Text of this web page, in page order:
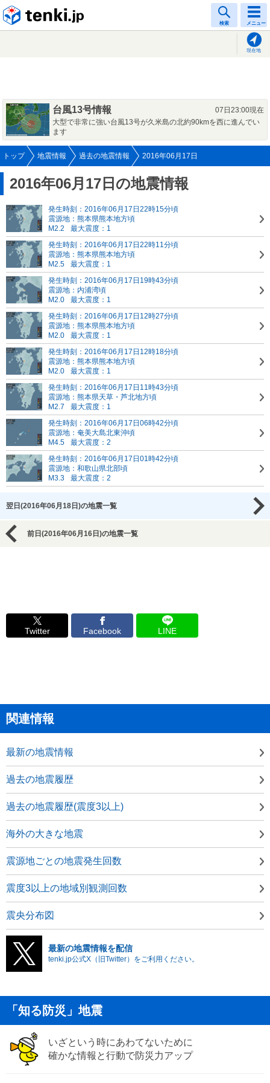
検索 メニュー
現在地
台風13号情報
07日23:00現在
大型で非常に強い台風13号が久米島の北約90kmを西に進んでい
ます
トップ 地震情報 過去の地震情報 2016年06月17日
2016年06月17日の地震情報
発生時刻：2016年06月17日22時15分頃
震源地：熊本県熊本地方頃
M2.2
最大震度：1
発生時刻：2016年06月17日22時11分頃
震源地：熊本県熊本地方頃
M2.5
最大震度：1
発生時刻：2016年06月17日19時43分頃
震源地：内浦湾頃
M2.0
最大震度：1
発生時刻：2016年06月17日12時27分頃
震源地：熊本県熊本地方頃
M2.0
最大震度：1
発生時刻：2016年06月17日12時18分頃
震源地：熊本県熊本地方頃
M2.0
最大震度：1
発生時刻：2016年06月17日11時43分頃
震源地：熊本県天草・芦北地方頃
M2.7
最大震度：1
発生時刻：2016年06月17日06時42分頃
震源地：奄美大島北東沖頃
M4.5
最大震度：2
発生時刻：2016年06月17日01時42分頃
震源地：和歌山県北部頃
M3.3
最大震度：2
翌日(2016年06月18日)の地震一覧
前日(2016年06月16日)の地震一覧
Twitter Facebook LINE
関連情報
最新の地震情報
過去の地震履歴
過去の地震履歴(震度3以上)
海外の大きな地震
震源地ごとの地震発生回数
震度3以上の地域別観測回数
震央分布図
最新の地震情報を配信
tenki.jp公式X（旧Twitter）をご利用ください。
「知る防災」地震
いざという時にあわてないために
確かな情報と行動で防災力アップ